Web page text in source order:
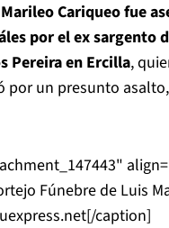
Cariqueo fue
por el ex sargento
Pereira en Ercilla,
por un presunto
Fúnebre de Luis
caption]